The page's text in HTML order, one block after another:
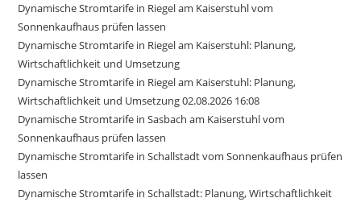
Dynamische Stromtarife in Riegel am Kaiserstuhl vom
Sonnenkaufhaus prüfen lassen
Dynamische Stromtarife in Riegel am Kaiserstuhl: Planung,
Wirtschaftlichkeit und Umsetzung
Dynamische Stromtarife in Riegel am Kaiserstuhl: Planung,
Wirtschaftlichkeit und Umsetzung 02.08.2026 16:08
Dynamische Stromtarife in Sasbach am Kaiserstuhl vom
Sonnenkaufhaus prüfen lassen
Dynamische Stromtarife in Schallstadt vom Sonnenkaufhaus prüfen
lassen
Dynamische Stromtarife in Schallstadt: Planung, Wirtschaftlichkeit